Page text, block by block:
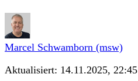
Marcel Schwamborn (msw)
Aktualisiert: 14.11.2025, 22:45